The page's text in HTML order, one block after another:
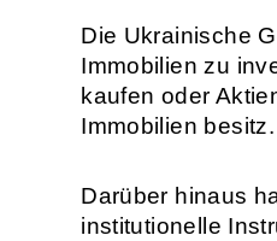
Die Ukrainische
Immobilien zu
kaufen oder
Immobilien besitz.
Darüber hinaus
institutionelle